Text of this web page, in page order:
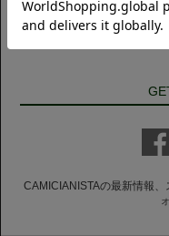
Wide Open Collar シャンブ
ダークブルー
CAMICIANISTAの最新情報